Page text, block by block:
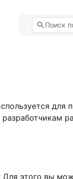
Поиск
для
этого вы